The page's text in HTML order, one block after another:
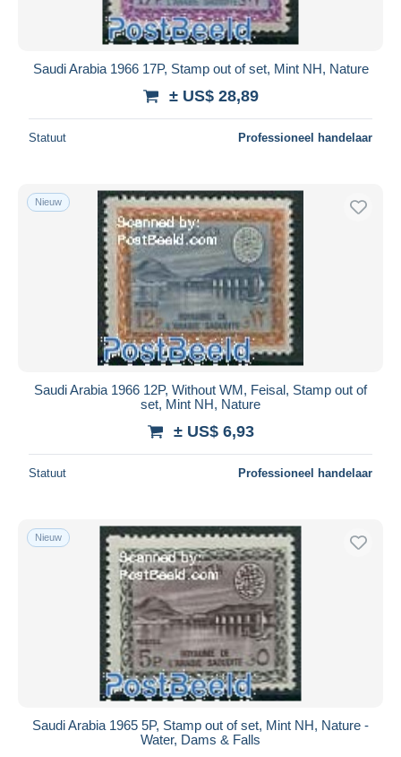
Saudi Arabia 1966 17P, Stamp out of set, Mint NH, Nature
± US$ 28,89
Statuut Professioneel handelaar
Nieuw
Saudi Arabia 1966 12P, Without WM, Feisal, Stamp out of
set, Mint NH, Nature
± US$ 6,93
Statuut Professioneel handelaar
Nieuw
Saudi Arabia 1965 5P, Stamp out of set, Mint NH, Nature -
Water, Dams & Falls